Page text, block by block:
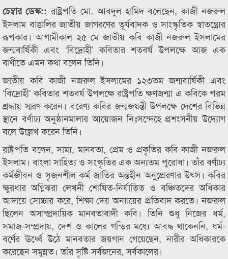
চেম্বার ডেস্ক::রাষ্ট্রপতি মো. আবদুল হামিদ বলেছেন, কাজী নজরুল
ইসলাম বাঙালির জাতীয় জাগরণের তূর্যবাদক ও সাংস্কৃতিক স্বাতন্ত্র্যের
রূপকার। আগামীকাল ২৫ মে জাতীয় কবি কাজী নজরুল ইসলামের
জন্মবার্ষিকী এবং ‘বিদ্রোহী’ কবিতার শতবর্ষ উপলক্ষে আজ এক
বাণীতে এমন কথা বলেন তিনি।
জাতীয় কবি কাজী নজরুল ইসলামের ১২৩তম জন্মবার্ষিকী এবং
‘বিদ্রোহী’ কবিতার শতবর্ষ উপলক্ষে রাষ্ট্রপতি ক্ষণজন্মা এ কবিকে পরম
শ্রদ্ধায় স্মরণ করেন। বরেণ্য কবির জন্মজয়ন্তী উপলক্ষে দেশের বিভিন্ন
স্থানে বর্ণাঢ্য অনুষ্ঠানমালার আয়োজন নিঃসন্দেহে প্রশংসনীয় উদ্যোগ
বলে উল্লেখ করেন তিনি।
রাষ্ট্রপতি বলেন, সাম্য, মানবতা, প্রেম ও প্রকৃতির কবি কাজী নজরুল
ইসলাম। বাংলা সাহিত্য ও সংস্কৃতির এক অন্যতম পুরোধা। তাঁর বর্ণাঢ্য
কর্মজীবন ও সৃজনশীল কর্ম জাতির অন্তহীন অনুপ্রেরণার উৎস। কবির
ক্ষুরধার অগ্নিঝরা লেখনী শোষিত-নির্যাতিত ও বঞ্চিতদের অধিকার
আদায়ে সোচ্চার করে, শিক্ষা দেয় অন্যায়ের প্রতিবাদ করতে। নজরুল
ছিলেন অসাম্প্রদায়িক মানবতাবাদী কবি। তিনি শুধু নিজের ধর্ম,
সমাজ-সম্প্রদায়, দেশ ও কালের গন্ডির মধ্যে আবদ্ধ থাকেননি, ধর্ম-
বর্ণের ঊর্ধ্বে উঠে মানবতার জয়গান গেয়েছেন, নারীর অধিকারকে
করেছেন সমুন্নত। তাঁর সৃষ্টি সর্বজনের, সর্বকালের।